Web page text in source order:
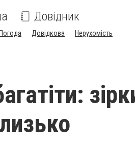
Довідник
Погода Довідкова Нерухомість